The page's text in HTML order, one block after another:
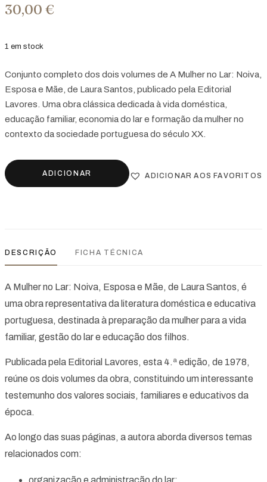
30,00 €
1 em stock
Conjunto completo dos dois volumes de A Mulher no Lar: Noiva,
Esposa e Mãe, de Laura Santos, publicado pela Editorial
Lavores. Uma obra clássica dedicada à vida doméstica,
educação familiar, economia do lar e formação da mulher no
contexto da sociedade portuguesa do século XX.
ADICIONAR ADICIONAR AOS FAVORITOS
DESCRIÇÃO FICHA TÉCNICA
A Mulher no Lar: Noiva, Esposa e Mãe, de Laura Santos, é
uma obra representativa da literatura doméstica e educativa
portuguesa, destinada à preparação da mulher para a vida
familiar, gestão do lar e educação dos filhos.
Publicada pela Editorial Lavores, esta 4.ª edição, de 1978,
reúne os dois volumes da obra, constituindo um interessante
testemunho dos valores sociais, familiares e educativos da
época.
Ao longo das suas páginas, a autora aborda diversos temas
relacionados com:
organização e administração do lar;